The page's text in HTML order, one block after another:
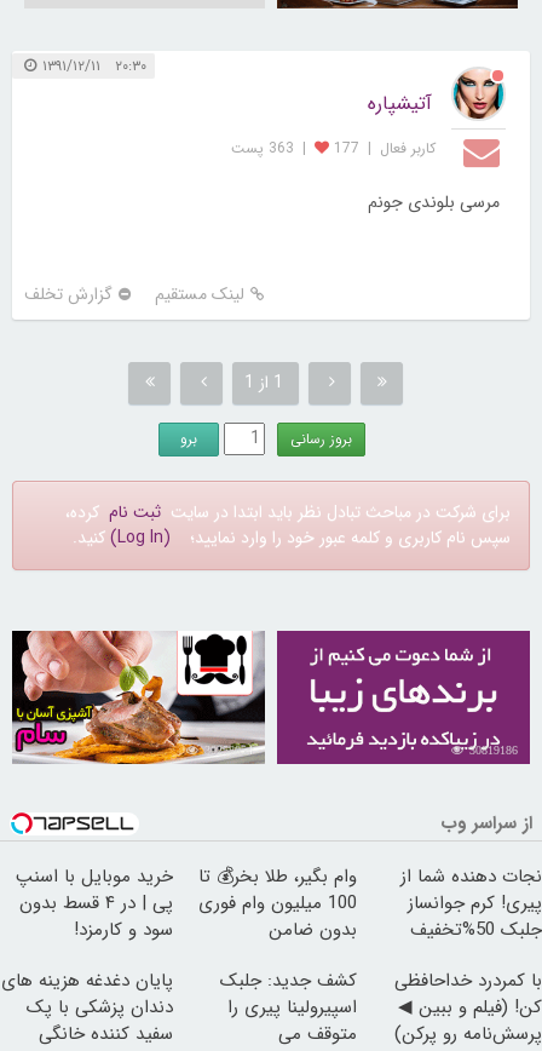
۲۰:۳۰ ۱۳۹۱/۱۲/۱۱
آتیشپاره
کاربر فعال |
177
| 363 پست
مرسی بلوندی جونم
لینک مستقیم گزارش تخلف
1 از 1
برای شرکت در مباحث تبادل نظر باید ابتدا در سایت ثبت نام کرده،
سپس نام کاربری و کلمه عبور خود را وارد نمایید؛ (Log In) کنید.
30819186
30258054
از سراسر وب
نجات دهنده شما از
پیری! کرم جوانساز
جلبک 50%تخفیف
وام بگیر، طلا بخر💰 تا
100 میلیون وام فوری
بدون ضامن
خرید موبایل با اسنپ
پی | در ۴ قسط بدون
سود و کارمزد!
با کمردرد خداحافظی
کن! (فیلم و ببین ◀
پرسش‌نامه رو پرکن)
کشف جدید: جلبک
اسپیرولینا پیری را
متوقف می
پایان دغدغه هزینه های
دندان پزشکی با پک
سفید کننده خانگی